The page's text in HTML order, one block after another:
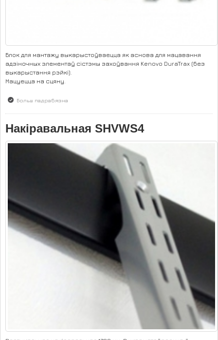
Блок для мантажу выкарыстоўваецца як аснова для мацавання
адзіночных элементаў сістэмы захоўвання Kenovo DuraTrax (без
выкарыстання рэйкі).
Мацуецца на сцяну.
Больш падрабязна
Накіравальная SHVWS4